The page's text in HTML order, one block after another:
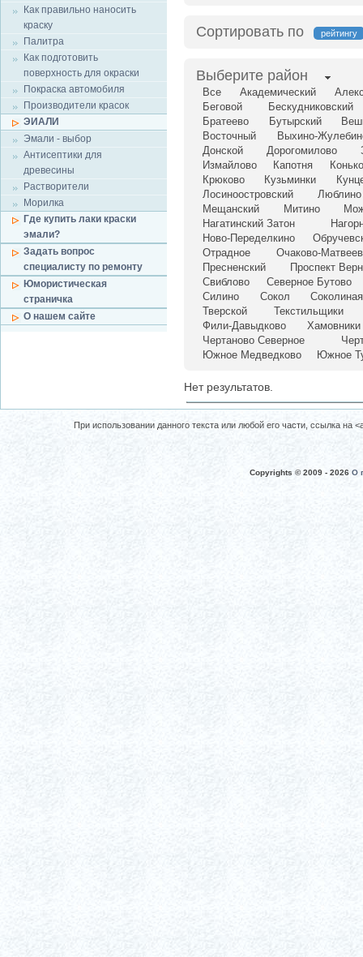
Как правильно наносить
краску
Палитра
Как подготовить
поверхность для окраски
Покраска автомобиля
Производители красок
ЭИАЛИ
Эмали - выбор
Антисептики для
древесины
Растворители
Морилка
Где купить лаки краски
эмали?
Задать вопрос
специалисту по ремонту
Юмористическая
страничка
О нашем сайте
Сортировать по рейтингу
Выберите район
Все Академический
Беговой
Бескудниковский
Братеево
Бутырский
Восточный
Выхино-
Донской
Дорогомилово
Измайлово
Капотня
Крюково
Кузьминки
Лосиноостровский
Люблино
Мещанский
Митино
Нагатинский Затон
Ново-Переделкино
Отрадное
Очаково-
Пресненский
Проспект
Свиблово
Северное Бутово
Силино
Сокол
Тверской
Текстильщики
Фили-Давыдково
Хамовники
Чертаново Северное
Южное Медведково
Южное
Нет результатов.
При использовании данного текста или любой его части, ссылка
Copyrights © 2009 - 2026 О